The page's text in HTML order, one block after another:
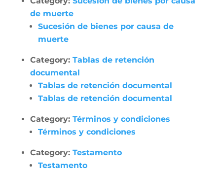
de muerte
Sucesión de bienes por causa de
muerte
Category: Tablas de retención
documental
Tablas de retención documental
Tablas de retención documental
Category: Términos y condiciones
Términos y condiciones
Category: Testamento
Testamento